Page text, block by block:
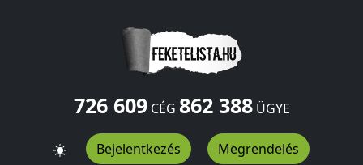
726 609CÉG 862 388ÜGYE
Bejelentkezés Megrendelés